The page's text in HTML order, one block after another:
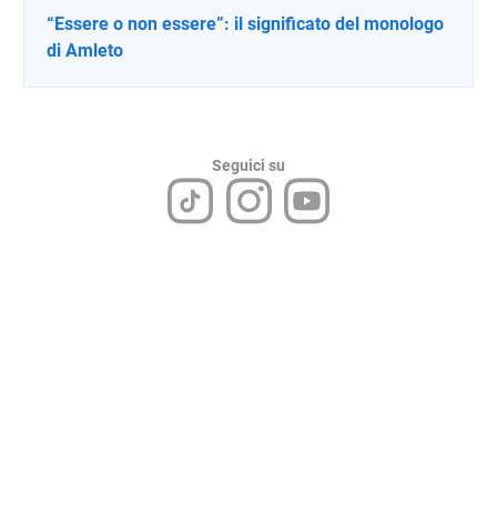
“Essere o non essere”: il significato del monologo
di Amleto
Seguici su